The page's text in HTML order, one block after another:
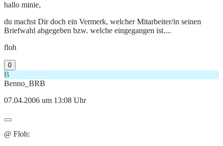
hallo minie,
du machst Dir doch ein Vermerk, welcher Mitarbeiter/in seinen
Briefwahl abgegeben bzw. welche eingegangen ist....
floh
0
B
Benno_BRB
07.04.2006 um 13:08 Uhr
@ Floh: